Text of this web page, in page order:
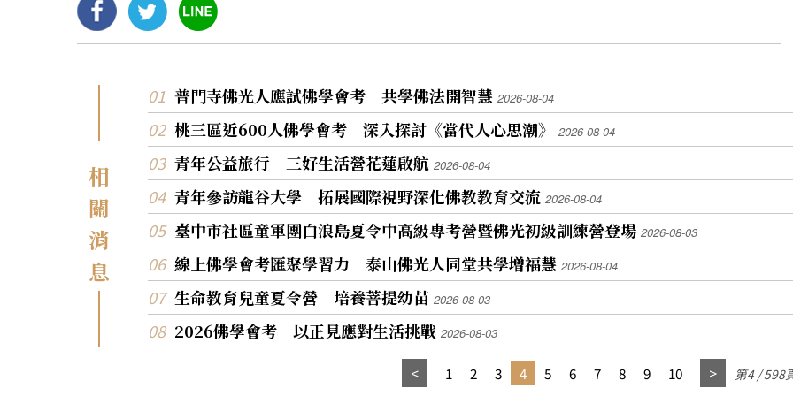
相
關
消
息
普門寺佛光人應試佛學會考 共學佛法開智慧 2026-08-04
桃三區近600人佛學會考 深入探討《當代人心思潮》 2026-08-04
青年公益旅行 三好生活營花蓮啟航 2026-08-04
青年參訪龍谷大學 拓展國際視野深化佛教教育交流 2026-08-04
臺中市社區童軍團白浪島夏令中高級專考營暨佛光初級訓練營登場 2026-08-03
線上佛學會考匯聚學習力 泰山佛光人同堂共學增福慧 2026-08-04
生命教育兒童夏令營 培養菩提幼苗 2026-08-03
2026佛學會考 以正見應對生活挑戰 2026-08-03
1 2 3 4 5 6 7 8 9 10 第4 / 598